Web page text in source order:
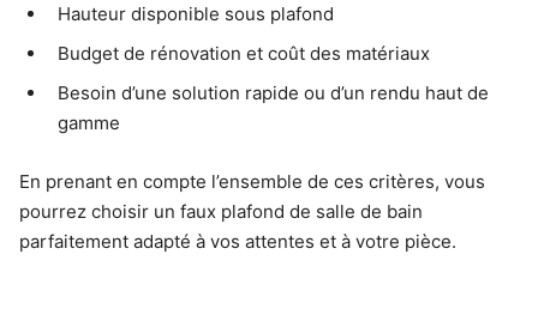
Hauteur disponible sous plafond
Budget de rénovation et coût des matériaux
Besoin d’une solution rapide ou d’un rendu haut de
gamme
En prenant en compte l’ensemble de ces critères, vous
pourrez choisir un faux plafond de salle de bain
parfaitement adapté à vos attentes et à votre pièce.